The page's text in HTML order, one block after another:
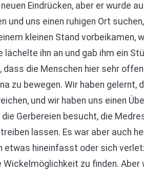
Eindrücken, aber er wurde
und uns einen ruhigen Ort
kleinen Stand vorbeikamen,
ihn an und gab ihm ein
die Menschen hier sehr
zu bewegen. Wir haben gelernt,
und wir haben uns einen
Gerbereien besucht, die
lassen. Es war aber auch
hineinfasst oder sich
zu finden.